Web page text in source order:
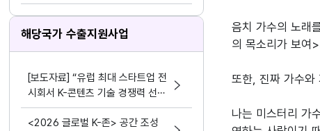
해당국가 수출지원사업
[보도자료] “유럽 최대 스타트업 전
시회서 K-콘텐츠 기술 경쟁력 선보
여” 콘진원, 프랑스 ‘비바테크 202
6’ 한국공동관 운영
<2026 글로벌 K-존> 공간 조성
음치 가수의 노래
의 목소리가 보여
또한, 진짜 가수와
나는 미스터리 가